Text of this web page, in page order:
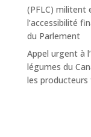
(PFLC) militent
l’accessibilité
du Parlement
Appel urgent à
légumes du
les producteurs